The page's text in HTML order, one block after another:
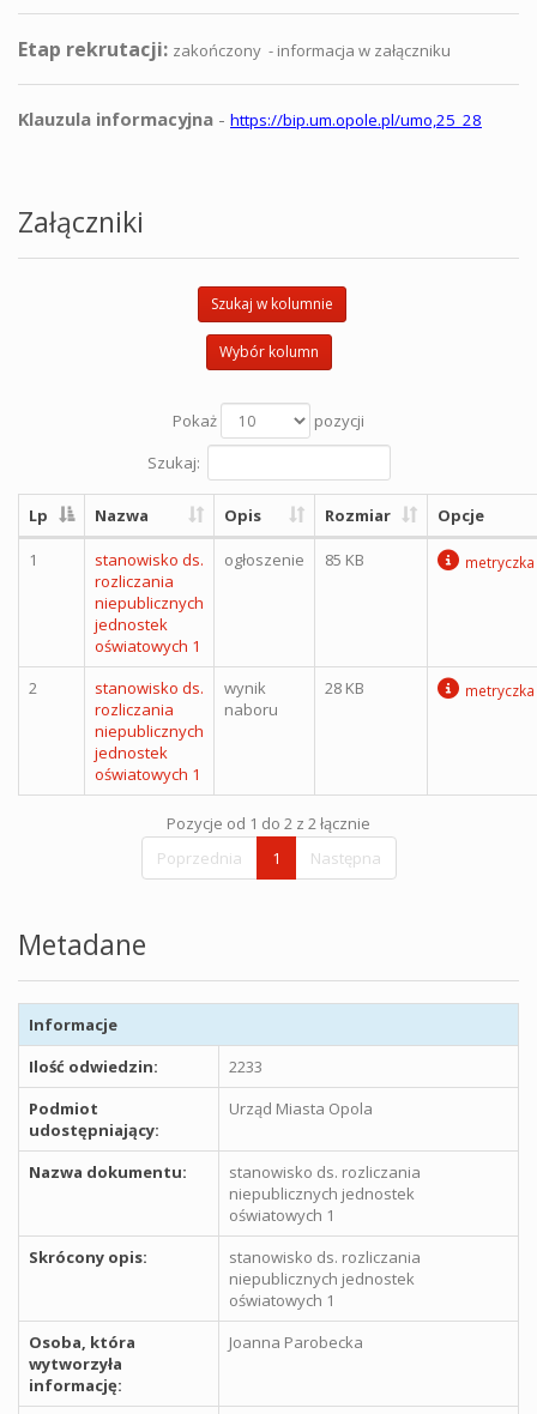
Etap rekrutacji: zakończony - informacja w załączniku
Klauzula informacyjna - https://bip.um.opole.pl/umo,25_28
Załączniki
Szukaj w kolumnie
Wybór kolumn
Pokaż
pozycji
Szukaj:
Lp Nazwa Opis Rozmiar Opcje
1
stanowisko ds.
rozliczania
niepublicznych
jednostek
oświatowych 1
ogłoszenie 85 KB metryczka
2
stanowisko ds.
rozliczania
niepublicznych
jednostek
oświatowych 1
wynik
naboru
28 KB metryczka
Pozycje od 1 do 2 z 2 łącznie
Poprzednia
1 Następna
Metadane
Informacje
Ilość odwiedzin:
2233
Podmiot
udostępniający:
Urząd Miasta Opola
Nazwa dokumentu:
stanowisko ds. rozliczania
niepublicznych jednostek
oświatowych 1
Skrócony opis:
stanowisko ds. rozliczania
niepublicznych jednostek
oświatowych 1
Osoba, która
wytworzyła
informację:
Joanna Parobecka